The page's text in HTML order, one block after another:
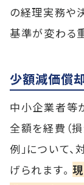
の経理実務や
基準が変わる
少額減価償
中小企業者等
全額を経費（
例」について
げられます。